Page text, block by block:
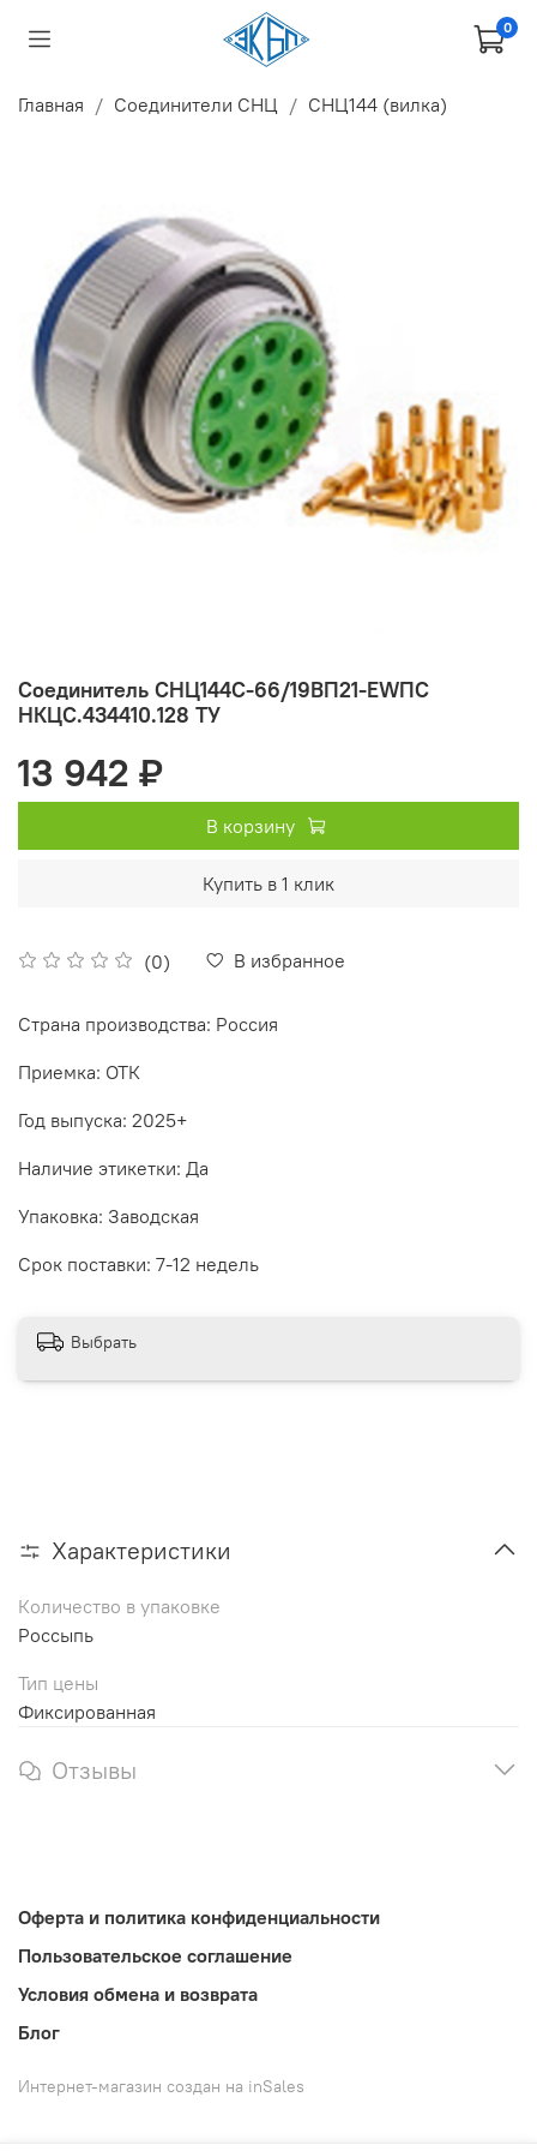
0
Главная Соединители СНЦ СНЦ144 (вилка)
Соединитель СНЦ144С-66/19ВП21-EWПC
НКЦС.434410.128 ТУ
(0) В избранное
13 942 ₽
В корзину
Купить в 1 клик
Страна производства: Россия
Приемка: ОТК
Год выпуска: 2025+
Наличие этикетки: Да
Упаковка: Заводская
Срок поставки: 7-12 недель
Выбрать
Характеристики
Количество в упаковке
Россыпь
Тип цены
Фиксированная
Отзывы
Оферта и политика конфиденциальности
Пользовательское соглашение
Условия обмена и возврата
Блог
Интернет-магазин создан на inSales